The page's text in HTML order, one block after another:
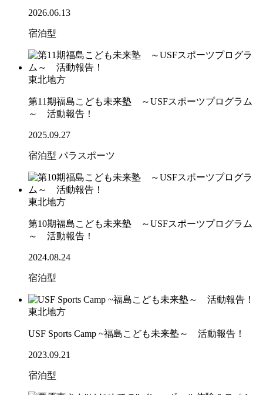
2026.06.13
宿泊型
東北地方
第11期福島こども未来塾 ～USFスポーツプログラム
～ 活動報告！
2025.09.27
宿泊型 パラスポーツ
東北地方
第10期福島こども未来塾 ～USFスポーツプログラム
～ 活動報告！
2024.08.24
宿泊型
東北地方
USF Sports Camp ~福島こども未来塾～ 活動報告！
2023.09.21
宿泊型